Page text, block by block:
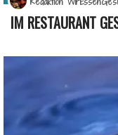
IM RESTAURANT